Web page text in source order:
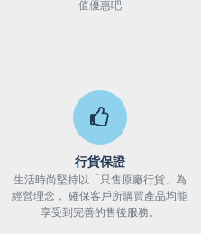
值優惠吧
行貨保證
生活時尚堅持以「只售原廠行貨」為
經營理念， 確保客戶所購買產品均能
享受到完善的售後服務。